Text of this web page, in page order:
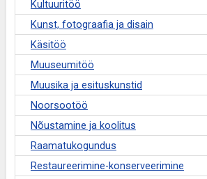
Kultuuritöö
Kunst, fotograafia ja disain
Käsitöö
Muuseumitöö
Muusika ja esituskunstid
Noorsootöö
Nõustamine ja koolitus
Raamatukogundus
Restaureerimine-konserveerimine